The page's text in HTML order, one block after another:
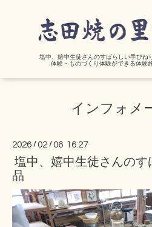
塩中、嬉中生徒さんのすばらしい手びね
体験・ものづくり体験ができる体験
インフォメ
2026 /02 /06 16:27
塩中、嬉中生徒さんの
品